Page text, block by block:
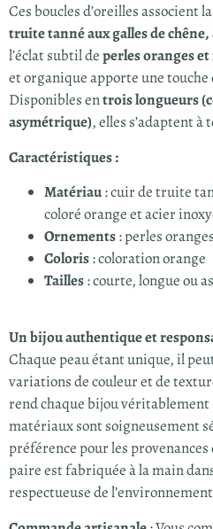
Ces boucles d’oreilles associent
truite tanné aux galles de
l’éclat subtil deperles oranges et
et organique apporte une touche
Disponibles entrois longueurs
asymétrique), elles s’adaptent à
Caractéristiques :
Matériau: cuir de truite
coloré orange et acier
Ornements: perles
Coloris: coloration orange
Tailles: courte, longue ou
Un bijou authentique et
Chaque peau étant unique, il
variations de couleur et de
rend chaque bijou véritablement
matériaux sont soigneusement
préférence pour les
paire est fabriquée à la main
respectueuse de